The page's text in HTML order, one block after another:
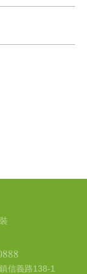
信義路138-1